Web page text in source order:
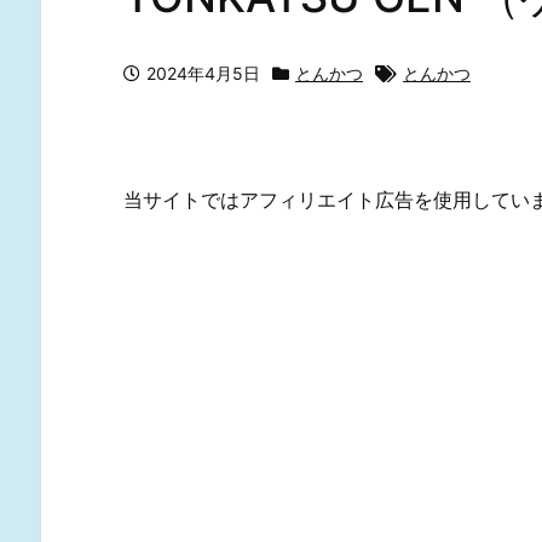
2024年4月5日 とんかつ とんかつ
当サイトではアフィリエイト広告を使用してい